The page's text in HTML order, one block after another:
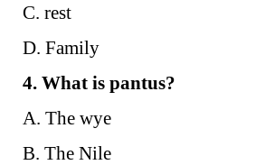
C. rest
D. Family
4. What is pantus?
A. The wye
B. The Nile